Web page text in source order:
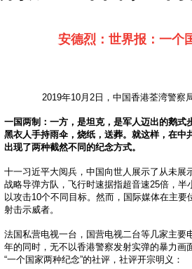
安德烈：世界报：一
2019年10月2日，中国香港荃湾警察
一国两制：一方，是坦克，是军人迈出的鹅式
黑衣人手持雨伞，烧纸，送葬。就这样，在中
出现了两种截然不同的纪念方式。
十一习近平大阅兵，中国向世人展示了从未展
战略导弹方队，飞行时速据指超音速25倍，
以攻击10个不同目标。然而，国际媒体在主
射击示威者。
法国私营电视一台，国营电视二台等几家主要
年的同时，无不以香港警察发射实弹的暴力画
“一个国家两种纪念”的社评，社评开宗明义：